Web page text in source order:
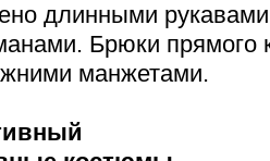
длинными
Брюки прямого
манжетами.